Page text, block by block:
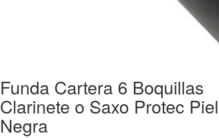
Funda Cartera 6 Boquillas
Clarinete o Saxo Protec Piel
Negra